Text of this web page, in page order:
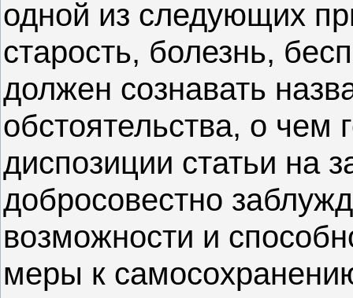
одной из следующих
старость, болезнь,
должен сознавать
обстоятельства, о чем
диспозиции статьи на
добросовестно
возможности и
меры к